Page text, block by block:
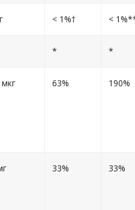
< 1%† <
* *
63% 190%
33% 33%